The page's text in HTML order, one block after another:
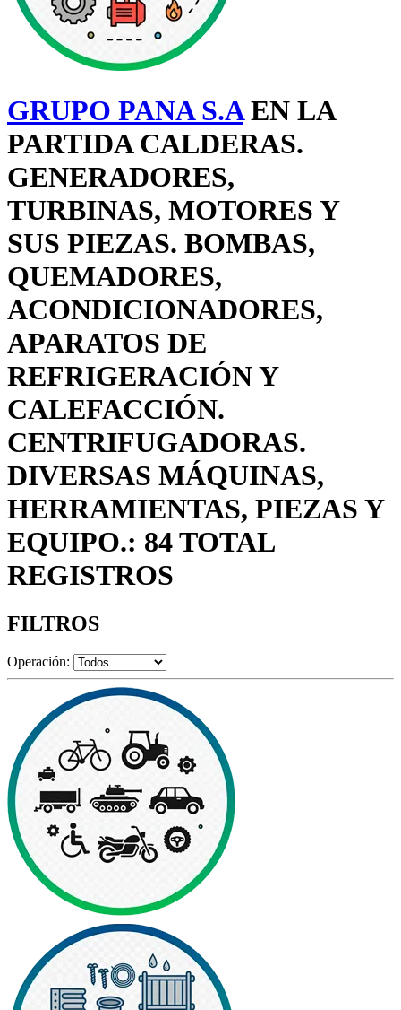
GRUPO PANA S.AEN LA
PARTIDA CALDERAS.
GENERADORES,
TURBINAS, MOTORES Y
SUS PIEZAS. BOMBAS,
QUEMADORES,
ACONDICIONADORES,
APARATOS DE
REFRIGERACIÓN Y
CALEFACCIÓN.
CENTRIFUGADORAS.
DIVERSAS MÁQUINAS,
HERRAMIENTAS, PIEZAS Y
EQUIPO.: 84 TOTAL
REGISTROS
FILTROS
Operación: